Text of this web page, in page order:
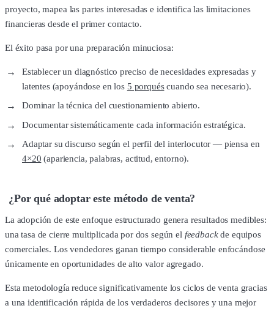
proyecto, mapea las partes interesadas e identifica las limitaciones
financieras desde el primer contacto.
El éxito pasa por una preparación minuciosa:
Establecer un diagnóstico preciso de necesidades expresadas y
latentes (apoyándose en los 5 porquéscuando sea necesario).
Dominar la técnica del cuestionamiento abierto.
Documentar sistemáticamente cada información estratégica.
Adaptar su discurso según el perfil del interlocutor — piensa en
4×20 (apariencia, palabras, actitud, entorno).
¿Por qué adoptar este método de venta?
La adopción de este enfoque estructurado genera resultados medibles:
una tasa de cierre multiplicada por dos según el feedbackde equipos
comerciales. Los vendedores ganan tiempo considerable enfocándose
únicamente en oportunidades de alto valor agregado.
Esta metodología reduce significativamente los ciclos de venta gracias
a una identificación rápida de los verdaderos decisores y una mejor